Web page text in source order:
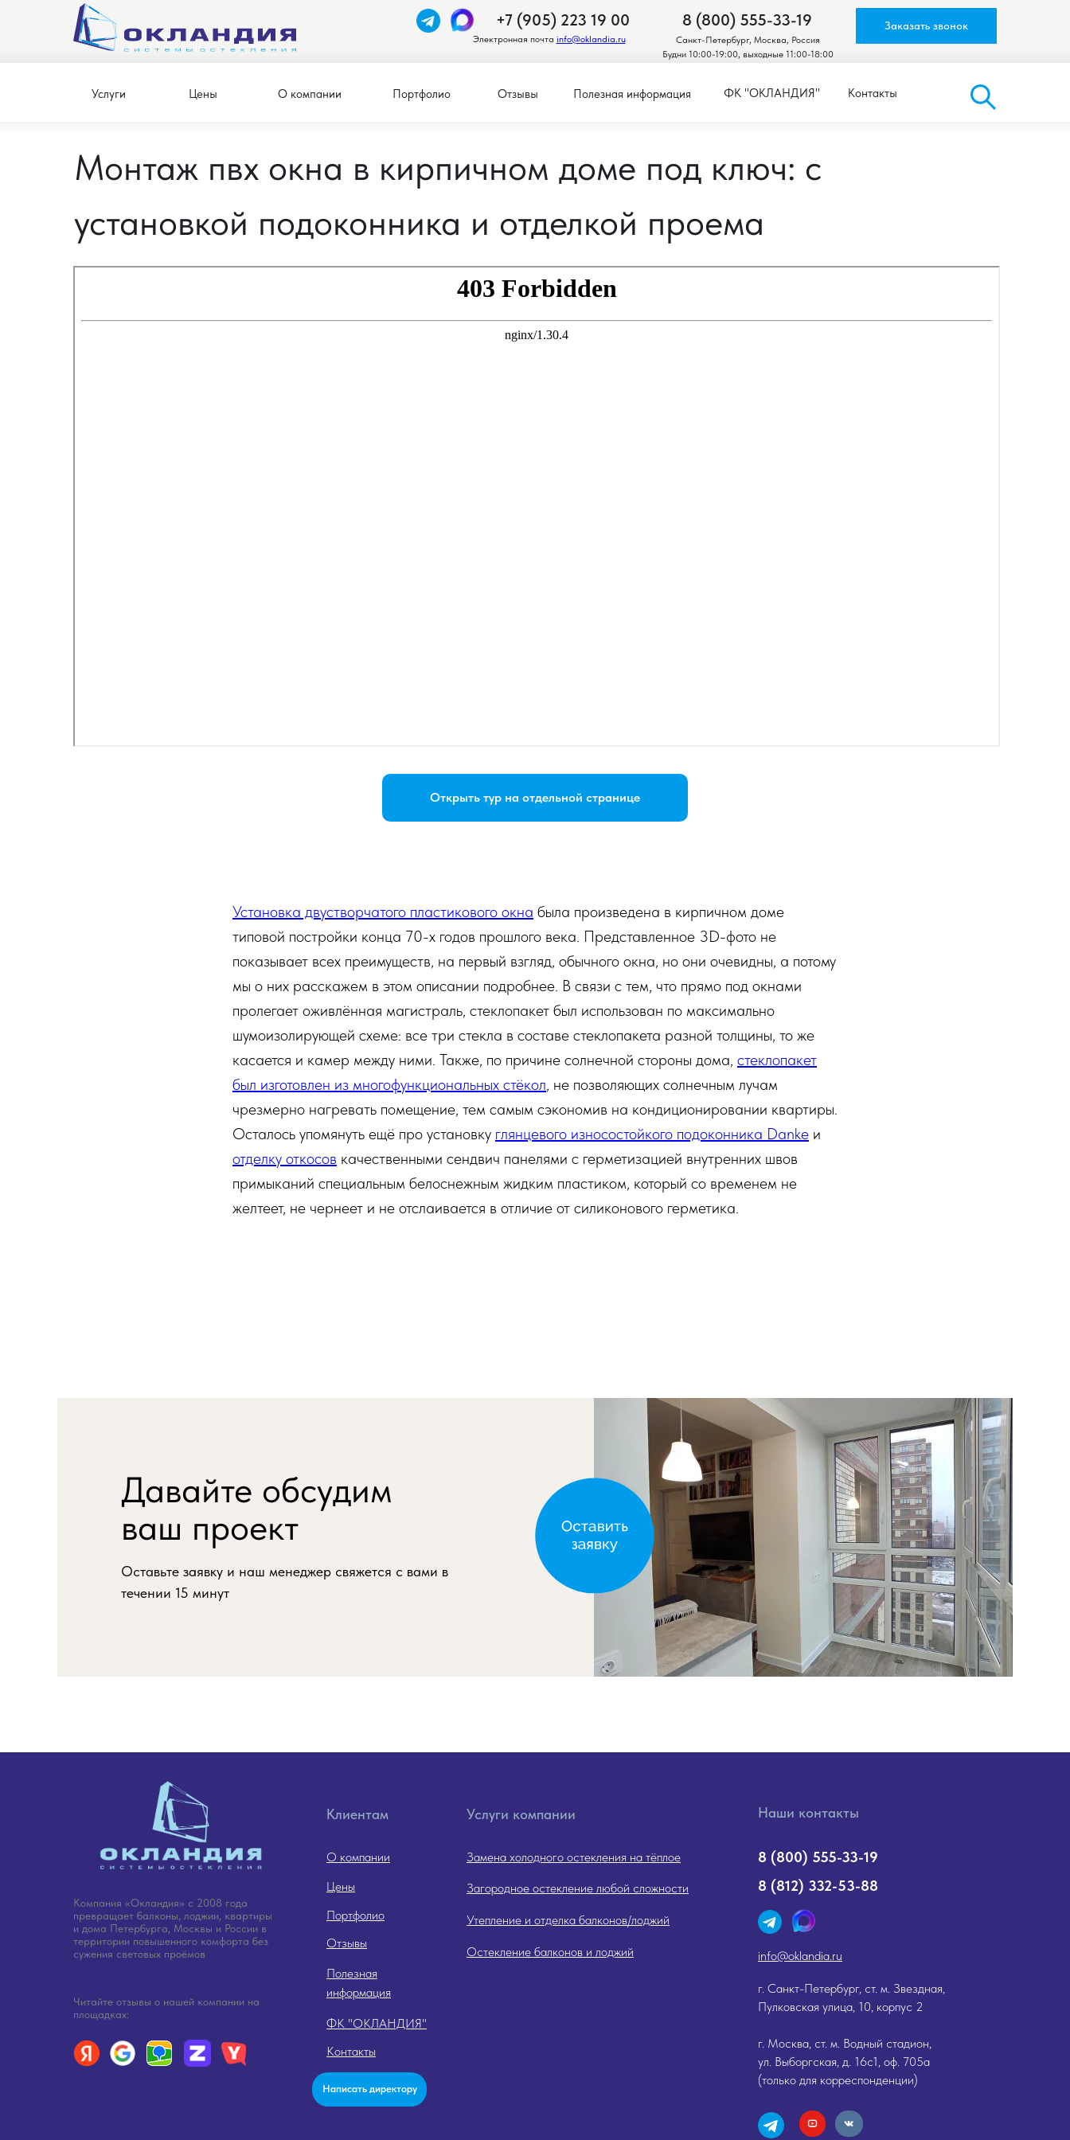
+7 (905) 223 19 00
Электронная почта info@oklandia.ru
8 (800) 555-33-19
Санкт-Петербург, Москва, Россия
Будни 10:00-19:00, выходные 11:00-18:00
Заказать звонок
Услуги О компании Портфолио ФК "ОКЛАНДИЯ"
Отзывы Полезная информация
Цены Контакты
Монтаж пвх окна в кирпичном доме под ключ: с
установкой подоконника и отделкой проема
Открыть тур на отдельной странице
Установка двустворчатого пластикового окна была произведена в кирпичном доме
типовой постройки конца 70-х годов прошлого века. Представленное 3D-фото не
показывает всех преимуществ, на первый взгляд, обычного окна, но они очевидны, а потому
мы о них расскажем в этом описании подробнее. В связи с тем, что прямо под окнами
пролегает оживлённая магистраль, стеклопакет был использован по максимально
шумоизолирующей схеме: все три стекла в составе стеклопакета разной толщины, то же
касается и камер между ними. Также, по причине солнечной стороны дома, стеклопакет
был изготовлен из многофункциональных стёкол, не позволяющих солнечным лучам
чрезмерно нагревать помещение, тем самым сэкономив на кондиционировании квартиры.
Осталось упомянуть ещё про установку глянцевого износостойкого подоконника Danke и
отделку откосов качественными сендвич панелями с герметизацией внутренних швов
примыканий специальным белоснежным жидким пластиком, который со временем не
желтеет, не чернеет и не отслаивается в отличие от силиконового герметика.
Давайте обсудим
ваш проект
Оставьте заявку и наш менеджер свяжется с вами в
течении 15 минут
Компания «Окландия» с 2008 года
превращает балконы, лоджии, квартиры
и дома Петербурга, Москвы и России в
территории повышенного комфорта без
сужения световых проёмов
Замена холодного остекления на тёплое
Загородное остекление любой сложности
Утепление и отделка балконов/лоджий
Остекление балконов и лоджий
г. Санкт-Петербург, ст. м. Звездная,
Пулковская улица, 10, корпус 2
г. Москва, ст. м. Водный стадион,
ул. Выборгская, д. 16с1, оф. 705а
(только для корреспонденции)
Наши контакты
8 (800) 555-33-19
8 (812) 332-53-88
info@oklandia.ru
Услуги компании
Клиентам
Читайте отзывы о нашей компании на
площадках:
Написать директору
О компании
Портфолио
Отзывы
Полезная
информация
ФК "ОКЛАНДИЯ"
Цены
Контакты